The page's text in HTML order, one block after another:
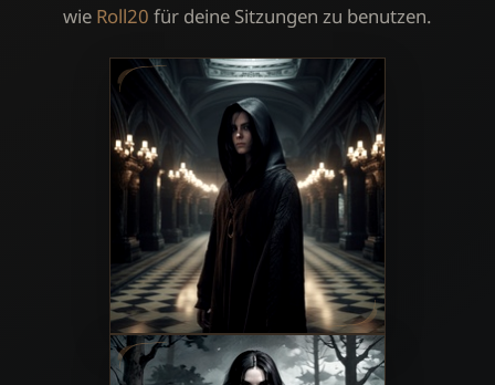
wie Roll20 für deine Sitzungen zu benutzen.